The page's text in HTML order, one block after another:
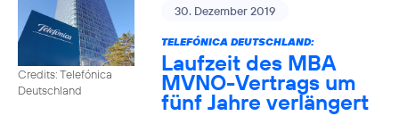
Credits: Telefónica
Deutschland
30. Dezember 2019
TELEFÓNICA DEUTSCHLAND:
Laufzeit des MBA
MVNO-Vertrags um
fünf Jahre verlängert